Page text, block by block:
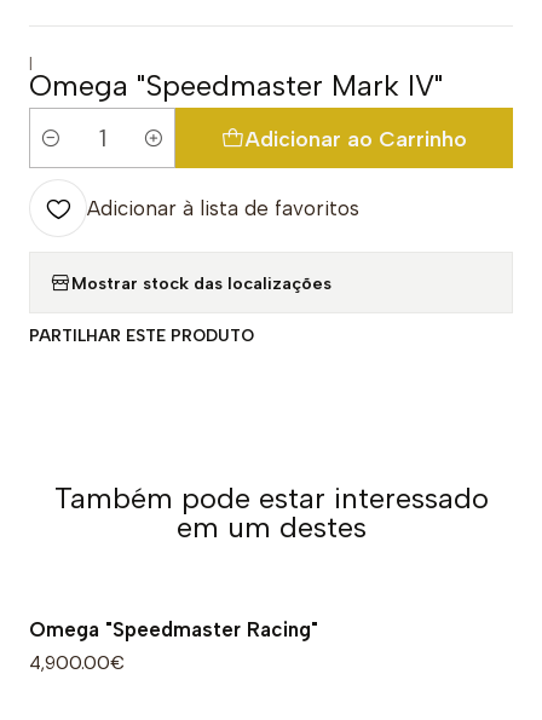
|
Omega "Speedmaster Mark IV"
Quantidade
Adicionar ao Carrinho
Adicionar à lista de favoritos
Mostrar stock das localizações
PARTILHAR ESTE PRODUTO
Também pode estar interessado
em um destes
Omega "Speedmaster Racing"
4,900.00€